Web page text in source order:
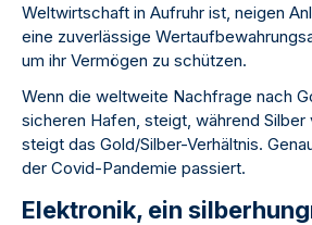
Weltwirtschaft in Aufruhr ist, neigen
eine zuverlässige
um ihr Vermögen zu schützen.
Wenn die weltweite Nachfrage nach
sicheren Hafen, steigt, während Silber
steigt das Gold/Silber-Verhältnis.
der Covid-Pandemie passiert.
Elektronik, ein